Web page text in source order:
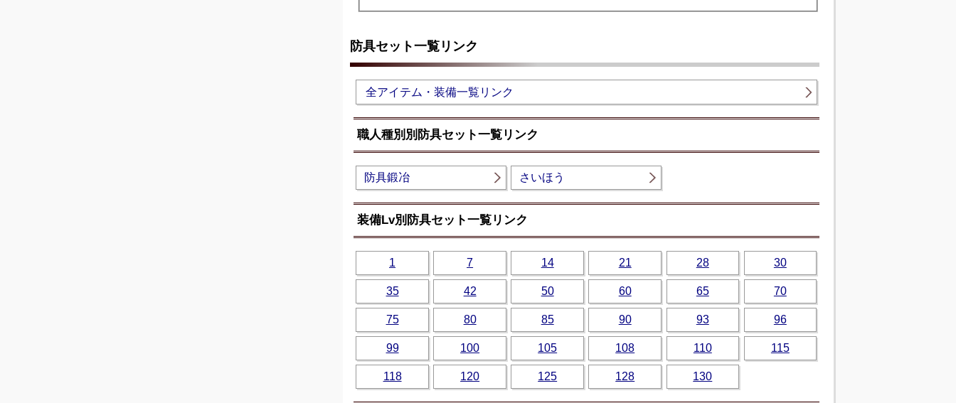
防具セット一覧リンク
全アイテム・装備一覧リンク
職人種別別防具セット一覧リンク
防具鍛冶 さいほう
装備Lv別防具セット一覧リンク
1 7 14 21 28 30
35 42 50 60 65 70
75 80 85 90 93 96
99 100 105 108 110 115
118 120 125 128 130